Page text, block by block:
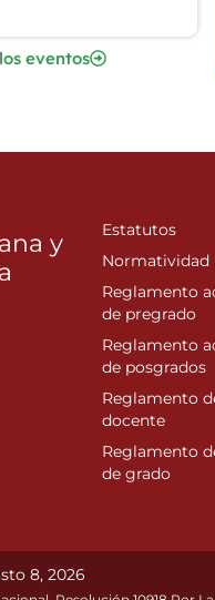
eventos
y
Estatutos
Normatividad
Reglamento
de pregrado
Reglamento
de posgrados
Reglamento
docente
Reglamento
de grado
8, 2026